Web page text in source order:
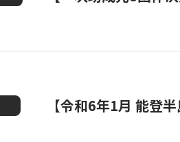
【令和6年1月 能登